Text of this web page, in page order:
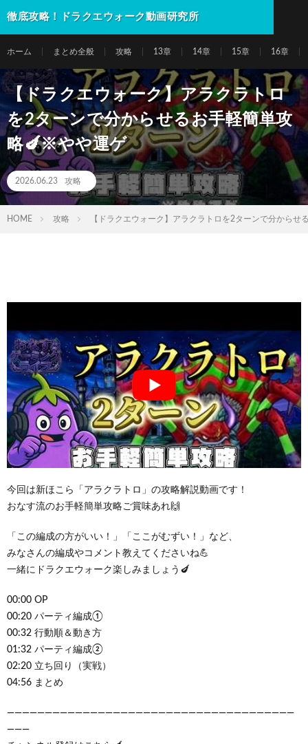
徹底攻略！ドラクエウォーク動画研究所
ホーム まとめ全般 攻略 13章 14章 15章 16章
【ドラクエウォーク】アラクラトロ
を2ターンで分からせるお手軽簡単攻
略🍆※やや運ゲ
2026.06.23 攻略
HOME 攻略 【ドラクエウォーク】アラクラトロを2ターンで分から
今回は新ほこら「アラクラトロ」の攻略解説動画です！
おなす流のお手軽簡単攻略ご賞味あれ🙌
「この編成の方がいい！」「ここがむずい！」など、
みなさんの編成やコメント教えてくださいね💪
一緒にドラクエウォーク楽しみましょう🍆
00:00 OP
00:20 パーティ編成①
00:32 行動順＆動き方
01:32 パーティ編成②
02:20 立ち回り（実戦）
04:56 まとめ
——————————————————————————————————————
———